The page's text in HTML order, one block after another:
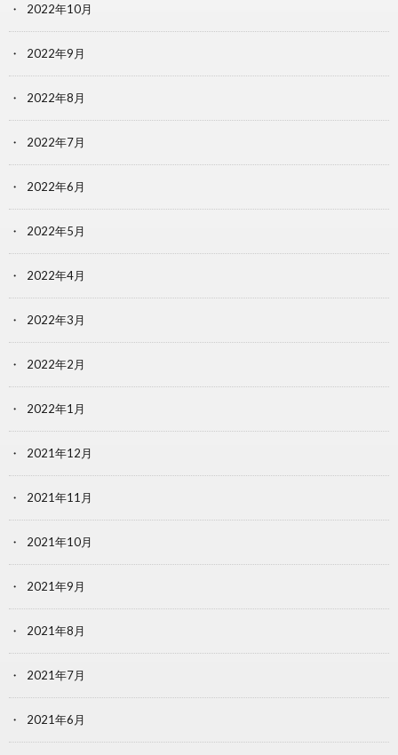
2022年10月
2022年9月
2022年8月
2022年7月
2022年6月
2022年5月
2022年4月
2022年3月
2022年2月
2022年1月
2021年12月
2021年11月
2021年10月
2021年9月
2021年8月
2021年7月
2021年6月